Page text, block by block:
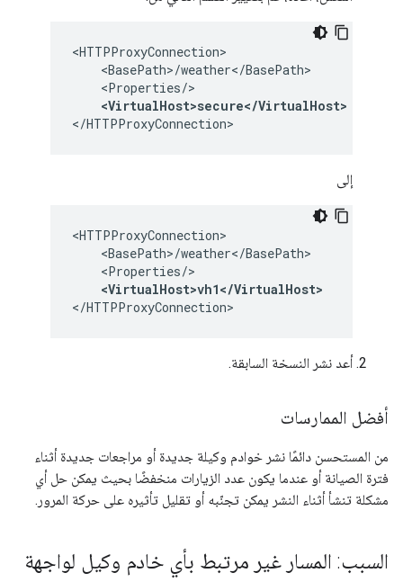
<HTTPProxyConnection>
    <BasePath>/weather</BasePath>
    <Properties/>
    <VirtualHost>secure</VirtualHost>
</HTTPProxyConnection>
إلى
<HTTPProxyConnection>
    <BasePath>/weather</BasePath>
    <Properties/>
    <VirtualHost>vh1</VirtualHost>
</HTTPProxyConnection>
أعد نشر النسخة السابقة.
أفضل الممارسات
من المستحسن دائمًا نشر خوادم وكيلة جديدة أو مراجعات جديدة أثناء
فترة الصيانة أو عندما يكون عدد الزيارات منخفضًا بحيث يمكن حل أي
مشكلة تنشأ أثناء النشر يمكن تجنّبه أو تقليل تأثيره على حركة المرور.
السبب: المسار غير مرتبط بأي خادم وكيل لواجهة